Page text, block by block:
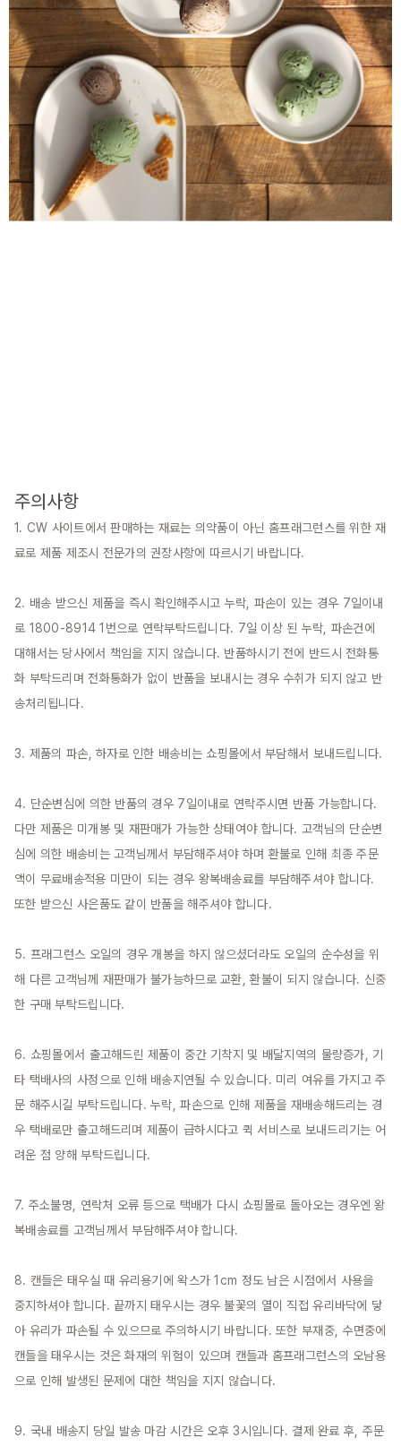
주의사항
1. CW 사이트에서 판매하는 재료는 의약품이 아닌 홈프래그런스를 위한 재
료로 제품 제조시 전문가의 권장사항에 따르시기 바랍니다.
2. 배송 받으신 제품을 즉시 확인해주시고 누락, 파손이 있는 경우 7일이내
로 1800-8914 1번으로 연락부탁드립니다. 7일 이상 된 누락, 파손건에
대해서는 당사에서 책임을 지지 않습니다. 반품하시기 전에 반드시 전화통
화 부탁드리며 전화통화가 없이 반품을 보내시는 경우 수취가 되지 않고 반
송처리됩니다.
3. 제품의 파손, 하자로 인한 배송비는 쇼핑몰에서 부담해서 보내드립니다.
4. 단순변심에 의한 반품의 경우 7일이내로 연락주시면 반품 가능합니다.
다만 제품은 미개봉 및 재판매가 가능한 상태여야 합니다. 고객님의 단순변
심에 의한 배송비는 고객님께서 부담해주셔야 하며 환불로 인해 최종 주문
액이 무료배송적용 미만이 되는 경우 왕복배송료를 부담해주셔야 합니다.
또한 받으신 사은품도 같이 반품을 해주셔야 합니다.
5. 프래그런스 오일의 경우 개봉을 하지 않으셨더라도 오일의 순수성을 위
해 다른 고객님께 재판매가 불가능하므로 교환, 환불이 되지 않습니다. 신중
한 구매 부탁드립니다.
6. 쇼핑몰에서 출고해드린 제품이 중간 기착지 및 배달지역의 물량증가, 기
타 택배사의 사정으로 인해 배송지연될 수 있습니다. 미리 여유를 가지고 주
문 해주시길 부탁드립니다. 누락, 파손으로 인해 제품을 재배송해드리는 경
우 택배로만 출고해드리며 제품이 급하시다고 퀵 서비스로 보내드리기는 어
려운 점 양해 부탁드립니다.
7. 주소불명, 연락처 오류 등으로 택배가 다시 쇼핑몰로 돌아오는 경우엔 왕
복배송료를 고객님께서 부담해주셔야 합니다.
8. 캔들은 태우실 때 유리용기에 왁스가 1cm 정도 남은 시점에서 사용을
중지하셔야 합니다. 끝까지 태우시는 경우 불꽃의 열이 직접 유리바닥에 닿
아 유리가 파손될 수 있으므로 주의하시기 바랍니다. 또한 부재중, 수면중에
캔들을 태우시는 것은 화재의 위험이 있으며 캔들과 홈프래그런스의 오남용
으로 인해 발생된 문제에 대한 책임을 지지 않습니다.
9. 국내 배송지 당일 발송 마감 시간은 오후 3시입니다. 결제 완료 후, 주문